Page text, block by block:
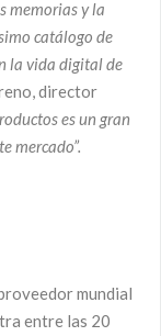
memorias y la
catálogo de
la vida digital de
director
es un gran
mercado”.
mundial
entre las 20